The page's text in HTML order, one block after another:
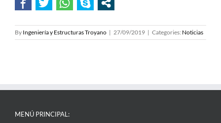
By Ingeniería y Estructuras Troyano | 27/09/2019 | Categories: Noticias
MENÚ PRINCIPAL: